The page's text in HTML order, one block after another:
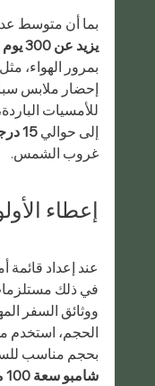
بما أن متوسط
يزيد عن 300 يوم سنويًا
بمرور الهواء،
إحضار ملابس
للأمسيات
إلى حوالي 15 درجة مئوية (59 درجة فهرنهايت)
غروب الشمس.
إعطاء
عند إعداد قائمة
في ذلك
ووثائق السفر
الحجم، استخدم
بحجم مناسب
شامبو سعة 100 مل